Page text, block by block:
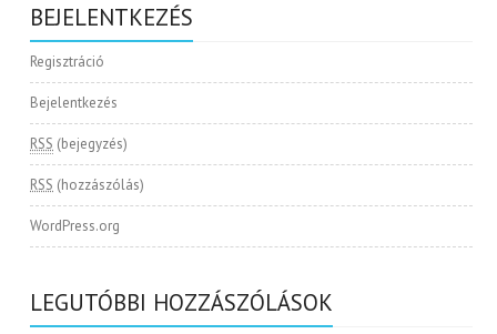
BEJELENTKEZÉS
Regisztráció
Bejelentkezés
RSS (bejegyzés)
RSS (hozzászólás)
WordPress.org
LEGUTÓBBI HOZZÁSZÓLÁSOK